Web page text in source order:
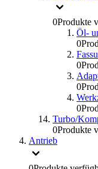
0Produkte
Öl-
0
0
0
0
Turbo/
0Produkte
Antrieb